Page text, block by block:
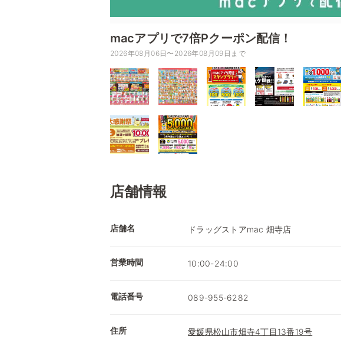
macアプリで7倍Pクーポン配信！
2026年08月06日〜2026年08月09日まで
店舗情報
店舗名 ドラッグストアmac 畑寺店
営業時間 10:00-24:00
電話番号 089-955-6282
住所 愛媛県松山市畑寺4丁目13番19号